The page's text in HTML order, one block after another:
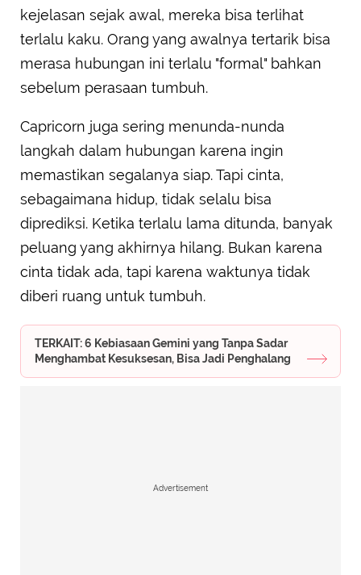
kejelasan sejak awal, mereka bisa terlihat
terlalu kaku. Orang yang awalnya tertarik bisa
merasa hubungan ini terlalu "formal" bahkan
sebelum perasaan tumbuh.
Capricorn juga sering menunda-nunda
langkah dalam hubungan karena ingin
memastikan segalanya siap. Tapi cinta,
sebagaimana hidup, tidak selalu bisa
diprediksi. Ketika terlalu lama ditunda, banyak
peluang yang akhirnya hilang. Bukan karena
cinta tidak ada, tapi karena waktunya tidak
diberi ruang untuk tumbuh.
TERKAIT: 6 Kebiasaan Gemini yang Tanpa Sadar
Menghambat Kesuksesan, Bisa Jadi Penghalang
Advertisement